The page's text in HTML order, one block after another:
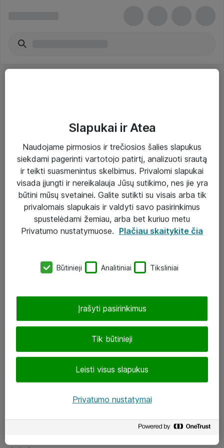
Paslaugos
Sprendimai
Įgyvendinti projektai
Atea ekspertų patarimai verslui
eShop@atea.lt
LinkedIn
Slapukai ir Atea
Naudojame pirmosios ir trečiosios šalies slapukus
siekdami pagerinti vartotojo patirtį, analizuoti srautą
ir teikti suasmenintus skelbimus. Privalomi slapukai
visada įjungti ir nereikalauja Jūsų sutikimo, nes jie yra
būtini mūsų svetainei. Galite sutikti su visais arba tik
privalomais slapukais ir valdyti savo pasirinkimus
spustelėdami žemiau, arba bet kuriuo metu
Privatumo nustatymuose. Plačiau skaitykite čia
Būtinieji Analitiniai Tiksliniai
Tik būtinieji
Leisti visus slapukus
Įrašyti pasirinkimus
Privatumo nustatymai